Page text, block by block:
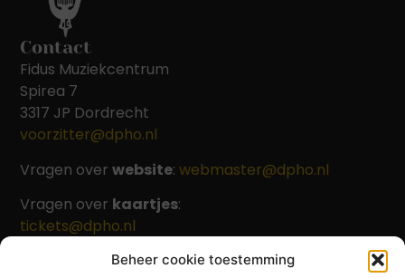
Beheer cookie toestemming
Contact
Fidus Muziekcentrum
Spirea 7
3317 JP Dordrecht
voorzitter@dpho.nl
Vragen overwebsite:webmaster@dpho.nl
Vragen over kaartjes:
tickets@dpho.nl